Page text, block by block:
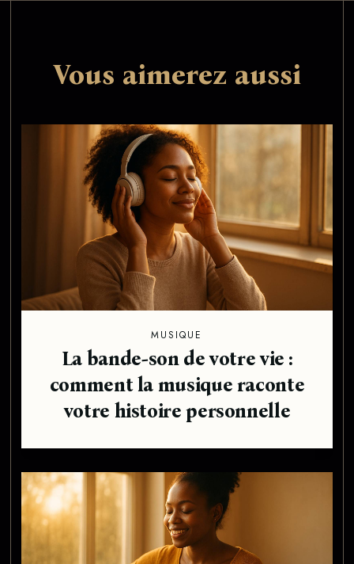
Vous aimerez aussi
MUSIQUE
La bande-son de votre vie :
comment la musique raconte
votre histoire personnelle